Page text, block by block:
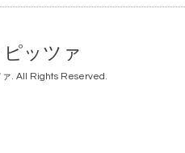
ッツァ
. All Rights Reserved.